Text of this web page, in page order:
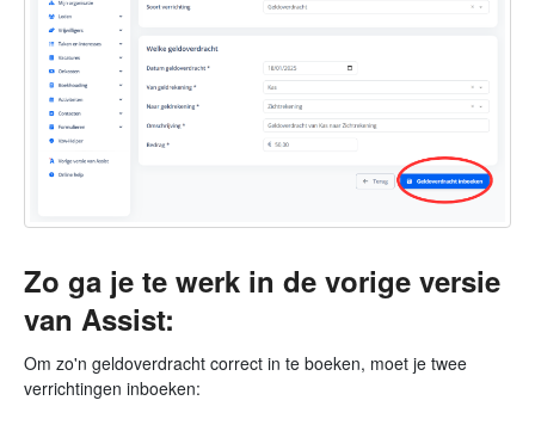
Zo ga je te werk in de vorige versie
van Assist:
Om zo'n geldoverdracht correct in te boeken, moet je twee
verrichtingen inboeken: